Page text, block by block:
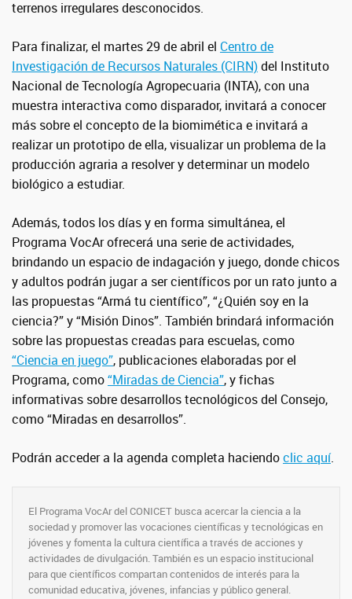
terrenos irregulares desconocidos.
Para finalizar, el martes 29 de abril el Centro de
Investigación de Recursos Naturales (CIRN)del Instituto
Nacional de Tecnología Agropecuaria (INTA), con una
muestra interactiva como disparador, invitará a conocer
más sobre el concepto de la biomimética e invitará a
realizar un prototipo de ella, visualizar un problema de la
producción agraria a resolver y determinar un modelo
biológico a estudiar.
Además, todos los días y en forma simultánea, el
Programa VocAr ofrecerá una serie de actividades,
brindando un espacio de indagación y juego, donde chicos
y adultos podrán jugar a ser científicos por un rato junto a
las propuestas “Armá tu científico”, “¿Quién soy en la
ciencia?” y “Misión Dinos”. También brindará información
sobre las propuestas creadas para escuelas, como
“Ciencia en juego”, publicaciones elaboradas por el
Programa, como“Miradas de Ciencia”, y fichas
informativas sobre desarrollos tecnológicos del Consejo,
como “Miradas en desarrollos”.
Podrán acceder a la agenda completa haciendoclic aquí.
El Programa VocAr del CONICET busca acercar la ciencia a la
sociedad y promover las vocaciones científicas y tecnológicas en
jóvenes y fomenta la cultura científica a través de acciones y
actividades de divulgación. También es un espacio institucional
para que científicos compartan contenidos de interés para la
comunidad educativa, jóvenes, infancias y público general.